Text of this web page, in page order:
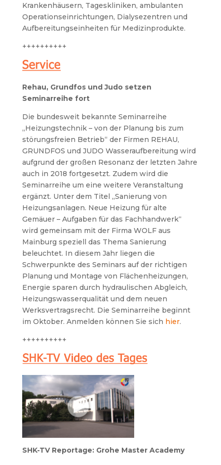
Krankenhäusern, Tageskliniken, ambulanten
Operationseinrichtungen, Dialysezentren und
Aufbereitungseinheiten für Medizinprodukte.
++++++++++
Rehau, Grundfos und Judo setzen
Seminarreihe fort
Die bundesweit bekannte Seminarreihe
„Heizungstechnik – von der Planung bis zum
störungsfreien Betrieb“ der Firmen REHAU,
GRUNDFOS und JUDO Wasseraufbereitung wird
aufgrund der großen Resonanz der letzten Jahre
auch in 2018 fortgesetzt. Zudem wird die
Seminarreihe um eine weitere Veranstaltung
ergänzt. Unter dem Titel „Sanierung von
Heizungsanlagen. Neue Heizung für alte
Gemäuer – Aufgaben für das Fachhandwerk“
wird gemeinsam mit der Firma WOLF aus
Mainburg speziell das Thema Sanierung
beleuchtet. In diesem Jahr liegen die
Schwerpunkte des Seminars auf der richtigen
Planung und Montage von Flächenheizungen,
Energie sparen durch hydraulischen Abgleich,
Heizungswasserqualität und dem neuen
Werksvertragsrecht. Die Seminarreihe beginnt
im Oktober. Anmelden können Sie sich hier.
++++++++++
SHK-TV Reportage: Grohe Master Academy